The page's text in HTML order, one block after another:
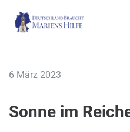
6 März 2023
Sonne im